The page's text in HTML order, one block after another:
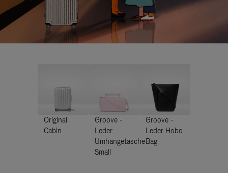
Original
Cabin
Groove -
Leder
Umhängetasche
Small
Groove -
Leder Hobo
Bag